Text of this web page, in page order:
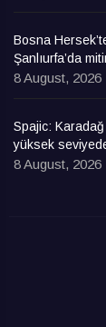
Bosna
Şanlıurfa’da
8 August, 2026
Spajic:
yüksek
8 August, 2026